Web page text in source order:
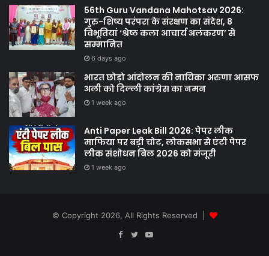
56th Guru Vandana Mahotsav 2026:
गुरु-शिष्य परंपरा के संरक्षण का संदेश, 8
विभूतियां ‘श्रेष्ठ कला आचार्य अलंकरण’ से
सम्मानित
6 days ago
भारत छोड़ो आंदोलन की नायिका अरुणा आसफ
अली को दिल्ली कांग्रेस का नमन
1 week ago
Anti Paper Leak Bill 2026: पेपर लीक
माफिया पर बड़ी चोट, लोकसभा से एंटी पेपर
लीक संशोधन बिल 2026 को मंजूरी
1 week ago
© Copyright 2026, All Rights Reserved |
Facebook
TwitterYouTube